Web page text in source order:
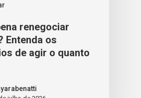
renegociar
Entenda os
de agir o quanto